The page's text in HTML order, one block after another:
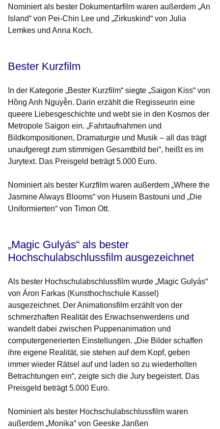
Nominiert als bester Dokumentarfilm waren außerdem „An
Island“ von Pei-Chin Lee und „Zirkuskind“ von Julia
Lemkes und Anna Koch.
Bester Kurzfilm
In der Kategorie „Bester Kurzfilm“ siegte „Saigon Kiss“ von
Hồng Anh Nguyễn. Darin erzählt die Regisseurin eine
queere Liebesgeschichte und webt sie in den Kosmos der
Metropole Saigon ein. „Fahrtaufnahmen und
Bildkompositionen, Dramaturgie und Musik – all das trägt
unaufgeregt zum stimmigen Gesamtbild bei“, heißt es im
Jurytext. Das Preisgeld beträgt 5.000 Euro.
Nominiert als bester Kurzfilm waren außerdem „Where the
Jasmine Always Blooms“ von Husein Bastouni und „Die
Uniformierten“ von Timon Ott.
„Magic Gulyás“ als bester
Hochschulabschlussfilm ausgezeichnet
Als bester Hochschulabschlussfilm wurde „Magic Gulyás“
von Áron Farkas (Kunsthochschule Kassel)
ausgezeichnet. Der Animationsfilm erzählt von der
schmerzhaften Realität des Erwachsenwerdens und
wandelt dabei zwischen Puppenanimation und
computergenerierten Einstellungen. „Die Bilder schaffen
ihre eigene Realität, sie stehen auf dem Kopf, geben
immer wieder Rätsel auf und laden so zu wiederholten
Betrachtungen ein“, zeigte sich die Jury begeistert. Das
Preisgeld beträgt 5.000 Euro.
Nominiert als bester Hochschulabschlussfilm waren
außerdem „Monika“ von Geeske Janßen